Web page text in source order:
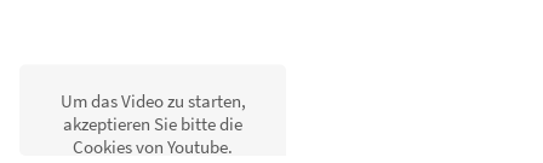
Um das Video zu starten,
akzeptieren Sie bitte die
Cookies von Youtube.